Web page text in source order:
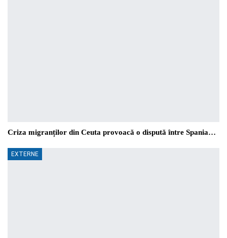
Criza migranților din Ceuta provoacă o dispută între Spania…
EXTERNE